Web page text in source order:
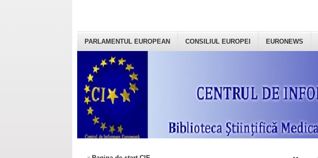
PARLAMENTUL EUROPEAN CONSILIUL EUROPEI EURONEWS